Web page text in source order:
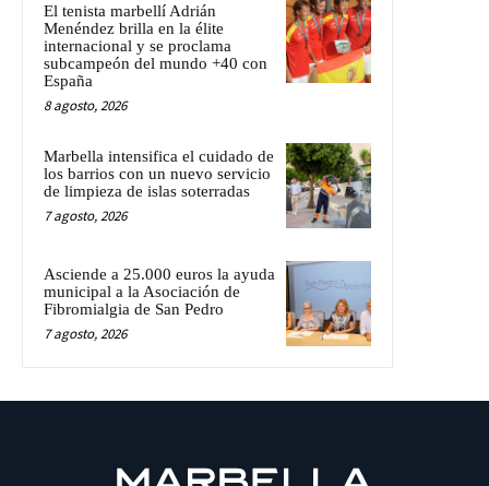
El tenista marbellí Adrián
Menéndez brilla en la élite
internacional y se proclama
subcampeón del mundo +40 con
España
8 agosto, 2026
Marbella intensifica el cuidado de
los barrios con un nuevo servicio
de limpieza de islas soterradas
7 agosto, 2026
Asciende a 25.000 euros la ayuda
municipal a la Asociación de
Fibromialgia de San Pedro
7 agosto, 2026